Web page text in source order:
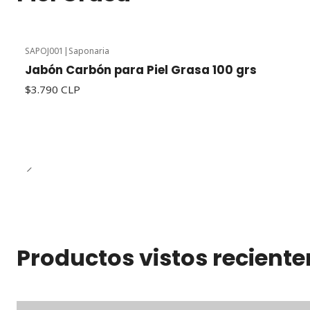
SAPOJ001 | Saponaria
Jabón Carbón para Piel Grasa 100 grs
$3.790 CLP
Productos vistos